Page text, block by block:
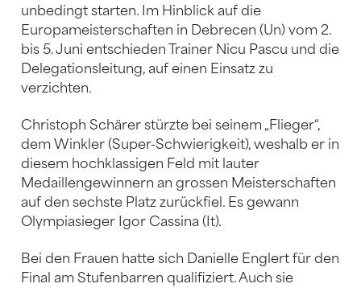
unbedingt starten. Im Hinblick auf die
Europameisterschaften in Debrecen (Un) vom 2.
bis 5. Juni entschieden Trainer Nicu Pascu und die
Delegationsleitung, auf einen Einsatz zu
verzichten.
Christoph Schärer stürzte bei seinem „Flieger“,
dem Winkler (Super-Schwierigkeit), weshalb er in
diesem hochklassigen Feld mit lauter
Medaillengewinnern an grossen Meisterschaften
auf den sechste Platz zurückfiel. Es gewann
Olympiasieger Igor Cassina (It).
Bei den Frauen hatte sich Danielle Englert für den
Final am Stufenbarren qualifiziert. Auch sie